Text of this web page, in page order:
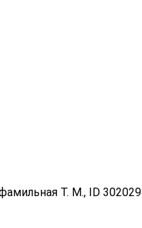
Т. М., ID 302029